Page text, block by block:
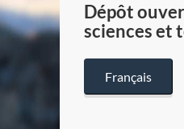
Dépôt
sciences et
Français